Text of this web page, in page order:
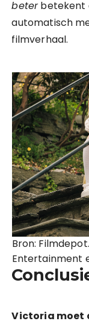
beterbetekent
automatisch
filmverhaal.
Bron:
Entertainment
Victoria moet